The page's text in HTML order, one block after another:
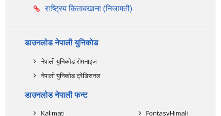
राष्ट्रिय किताबखाना (निजामती)
डाउनलोड नेपाली युनिकोड
नेपाली युनिकोड रोमनाइज
नेपाली युनिकोड ट्रेडिसनल
डाउनलोड नेपाली फन्ट
Kalimati FontasyHimali